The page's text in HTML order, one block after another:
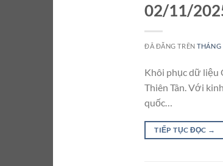
02/11/
ĐÃ ĐĂNG TRÊN
Khôi phục dữ liệu
Thiên Tân. Với
quốc…
TIẾP TỤC ĐỌC →